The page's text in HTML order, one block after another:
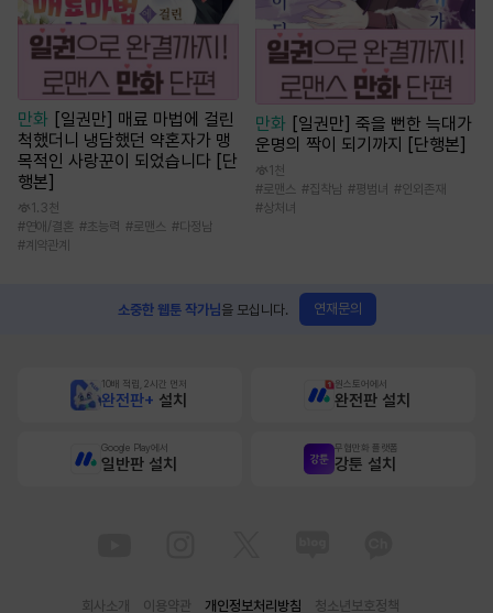
만화 [일권만] 매료 마법에 걸린
척했더니 냉담했던 약혼자가 맹
목적인 사랑꾼이 되었습니다 [단
행본]
1.3천
#연애/결혼 #초능력 #로맨스 #다정남
# 계약관계
만화
[일권만] 죽을 뻔한 늑대가
운명의 짝이 되기까지 [단행본]
1천
#로맨스 #집착남 #평범녀 #인외존재
#상처녀
소중한 웹툰 작가님을 모십니다. 연재문의
10배 적립, 2시간 먼저
완전판+ 설치
원스토어에서
완전판 설치
Google Play에서
일반판 설치
무협만화 플랫폼
강툰 설치
회사소개 이용약관 개인정보처리방침 청소년보호정책